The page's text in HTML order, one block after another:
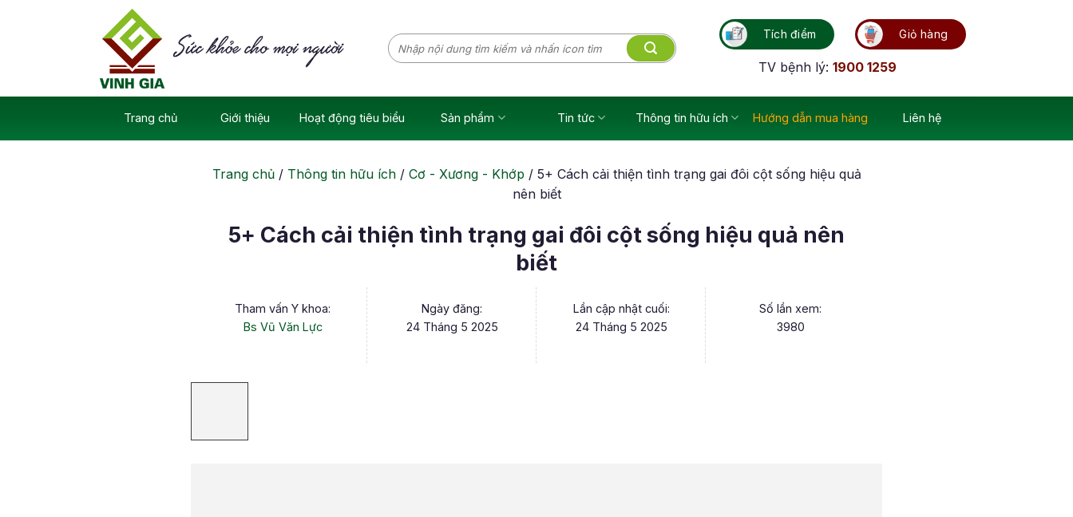
Tìm
kiếm:
Tích điểm Giỏ hàng
TV bệnh lý: 1900 1259
Trang chủ Giới thiệu Hoạt động tiêu biểu Sản phẩm Tin tức Thông tin hữu ích Hướng dẫn mua hàng Liên hệ
Trang chủ/ Thông tin hữu ích/ Cơ - Xương - Khớp / 5+ Cách cải thiện tình trạng gai đôi cột sống hiệu quả
nên biết
5+ Cách cải thiện tình trạng gai đôi cột sống hiệu quả nên
biết
Tham vấn Y khoa:
Bs Vũ Văn Lực
Ngày đăng:
24 Tháng 5 2025
Lần cập nhật cuối:
24 Tháng 5 2025
Số lần xem:
3980